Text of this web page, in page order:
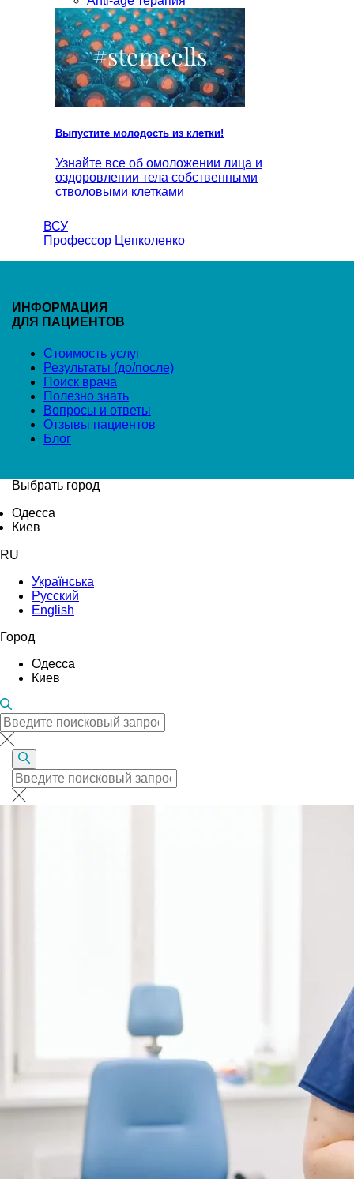
Выпустите молодость из клетки!
Узнайте все об омоложении лица и
оздоровлении тела собственными
стволовыми клетками
ВСУ
Профессор Цепколенко
ИНФОРМАЦИЯ
ДЛЯ ПАЦИЕНТОВ
Стоимость услуг
Результаты (до/после)
Поиск врача
Полезно знать
Вопросы и ответы
Отзывы пациентов
Блог
Выбрать город
Одесса
Киев
RU
Українська
Русский
English
Город
Одесса
Киев